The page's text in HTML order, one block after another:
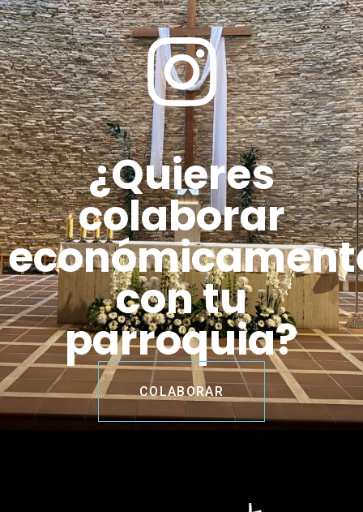
¿Quieres
colaborar
con tu
parroquia?
COLABORAR